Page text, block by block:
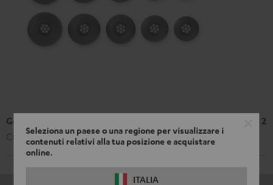
Seleziona un paese o una regione per visualizzare i
contenuti relativi alla tua posizione e acquistare
online.
ITALIA
Gommini auricolari AIRY TWS 2/ TWS PRO / SPORTS TWS 2
Cuscinetti auricolari di ricambio in silicone per AIRY TWS 2